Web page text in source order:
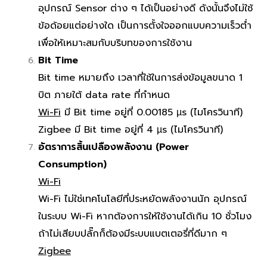
อุปกรณ์ Sensor ต่าง ๆ ได้เป็นอย่างดี ดังนั้นจึงไม่ใช้
ข้อด้อยแต่อย่างใด เป็นการตั้งใจออกแบบความเร็วต่ำ
เพื่อให้เหมาะสมกับบริบทของการใช้งาน
Bit Time
Bit time หมายถึง เวลาที่ใช้ในการส่งข้อมูลขนาด 1
บิต ภายใต้ data rate ที่กำหนด
Wi-Fi มี Bit time อยู่ที่ 0.00185 µs (ไมโครวินาที)
Zigbeeมี Bit time อยู่ที่ 4 µs (ไมโครวินาที)
อัตราการสิ้นเปลืองพลังงาน (Power
Consumption)
Wi-Fi
Wi-Fi ไม่ใช่เทคโนโลยีที่ประหยัดพลังงานนัก อุปกรณ์
ในระบบ Wi-Fi หากต้องการให้ใช้งานได้เกิน 10 ชั่วโมง
ถ้าไม่เสียบปลั๊กก็ต้องมีระบบแบตเตอรี่ที่ดีมาก ๆ
Zigbee